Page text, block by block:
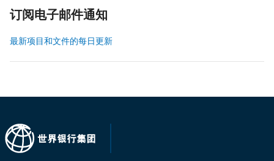
订阅电子邮件通知
最新项目和文件的每日更新